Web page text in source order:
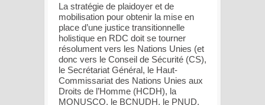
La stratégie de plaidoyer et de
mobilisation pour obtenir la mise en
place d’une justice transitionnelle
holistique en RDC doit se tourner
résolument vers les Nations Unies (et
donc vers le Conseil de Sécurité (CS),
le Secrétariat Général, le Haut-
Commissariat des Nations Unies aux
Droits de l’Homme (HCDH), la
MONUSCO, le BCNUDH, le PNUD,